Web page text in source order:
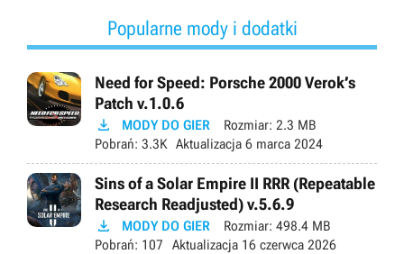
Popularne mody i dodatki
Need for Speed: Porsche 2000 Verok’s
Patch v.1.0.6
 MODY DO GIER Rozmiar: 2.3 MB
Pobrań: 3.3K Aktualizacja 6 marca 2024
Sins of a Solar Empire II RRR (Repeatable
Research Readjusted) v.5.6.9
 MODY DO GIER Rozmiar: 498.4 MB
Pobrań: 107 Aktualizacja 16 czerwca 2026